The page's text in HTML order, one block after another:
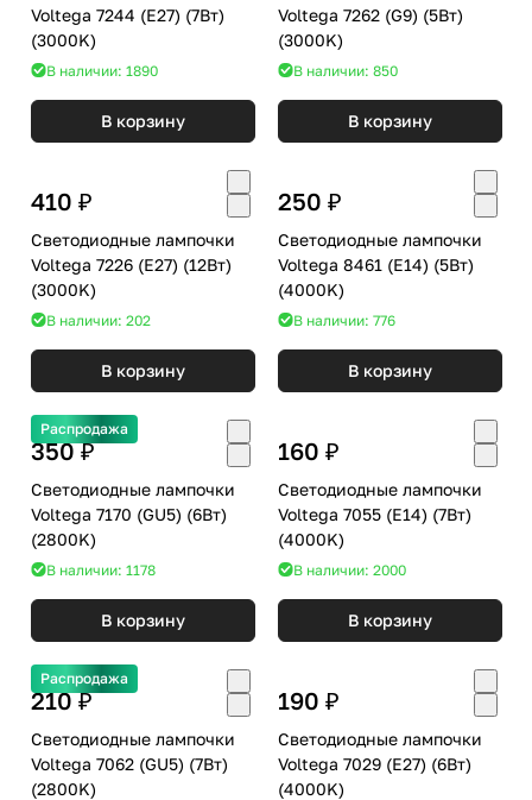
Voltega 7244 (E27) (7Вт)
(3000K)
В наличии: 1890
В корзину
Voltega 7262 (G9) (5Вт)
(3000K)
В наличии: 850
В корзину
410 ₽
Светодиодные лампочки
Voltega 7226 (E27) (12Вт)
(3000K)
В наличии: 202
В корзину
250 ₽
Светодиодные лампочки
Voltega 8461 (E14) (5Вт)
(4000K)
В наличии: 776
В корзину
Распродажа
350 ₽
Светодиодные лампочки
Voltega 7170 (GU5) (6Вт)
(2800K)
В наличии: 1178
В корзину
160 ₽
Светодиодные лампочки
Voltega 7055 (E14) (7Вт)
(4000K)
В наличии: 2000
В корзину
Распродажа
210 ₽
Светодиодные лампочки
Voltega 7062 (GU5) (7Вт)
(2800K)
190 ₽
Светодиодные лампочки
Voltega 7029 (E27) (6Вт)
(4000K)